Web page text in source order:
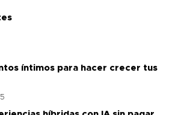
íntimos para hacer crecer tus